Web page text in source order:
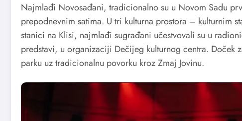
Najmlađi Novosađani, tradicionalno su u Novom Sadu
prepodnevnim satima. U tri kulturna prostora – kulturnim
stanici na Klisi, najmlađi sugrađani učestvovali su u
predstavi, u organizaciji Dečijeg kulturnog centra. Doček
parku uz tradicionalnu povorku kroz Zmaj Jovinu.